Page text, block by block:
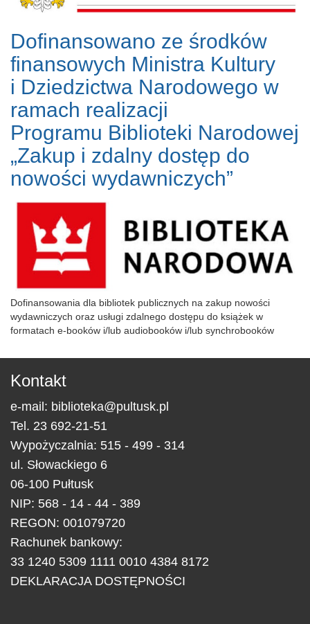
Dofinansowano ze środków
finansowych Ministra Kultury
i Dziedzictwa Narodowego w
ramach realizacji
Programu Biblioteki Narodowej
„Zakup i zdalny dostęp do
nowości wydawniczych”
Dofinansowania dla bibliotek publicznych na zakup nowości
wydawniczych oraz usługi zdalnego dostępu do książek w
formatach e-booków i/lub audiobooków i/lub synchrobooków
Kontakt
e-mail: biblioteka@pultusk.pl
Tel. 23 692-21-51
Wypożyczalnia: 515 - 499 - 314
ul. Słowackiego 6
06-100 Pułtusk
NIP: 568 - 14 - 44 - 389
REGON: 001079720
Rachunek bankowy:
33 1240 5309 1111 0010 4384 8172
DEKLARACJA DOSTĘPNOŚCI